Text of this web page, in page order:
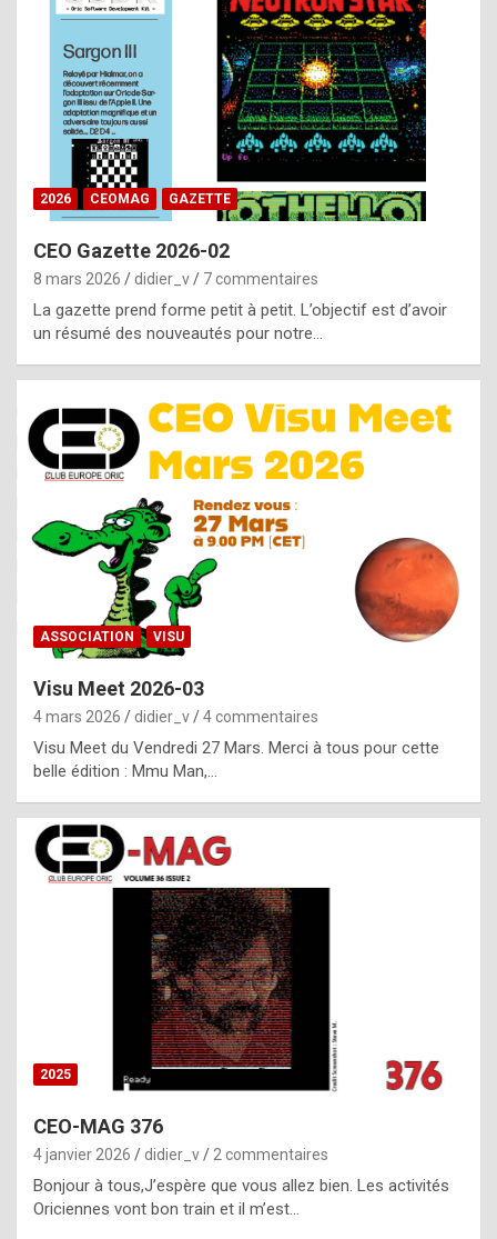
m
a
y
b
e
b
y
g
e
n
u
i
n
e
R
o
p
l
c
h
i
s
t
o
r
p
e
c
2026 CEOMAG GAZETTE
CEO Gazette 2026-02
8 mars 2026 didier_v 7 commentaires
La gazette prend forme petit à petit. L’objectif est d’avoir
un résumé des nouveautés pour notre…
ASSOCIATION VISU
Visu Meet 2026-03
4 mars 2026 didier_v 4 commentaires
Visu Meet du Vendredi 27 Mars. Merci à tous pour cette
belle édition : Mmu Man,…
2025
CEO-MAG 376
4 janvier 2026 didier_v 2 commentaires
Bonjour à tous,J’espère que vous allez bien. Les activités
Oriciennes vont bon train et il m’est…